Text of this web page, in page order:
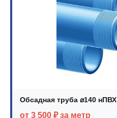
Обсадная труба ⌀140 нПВХ
от 3 500 ₽ за метр